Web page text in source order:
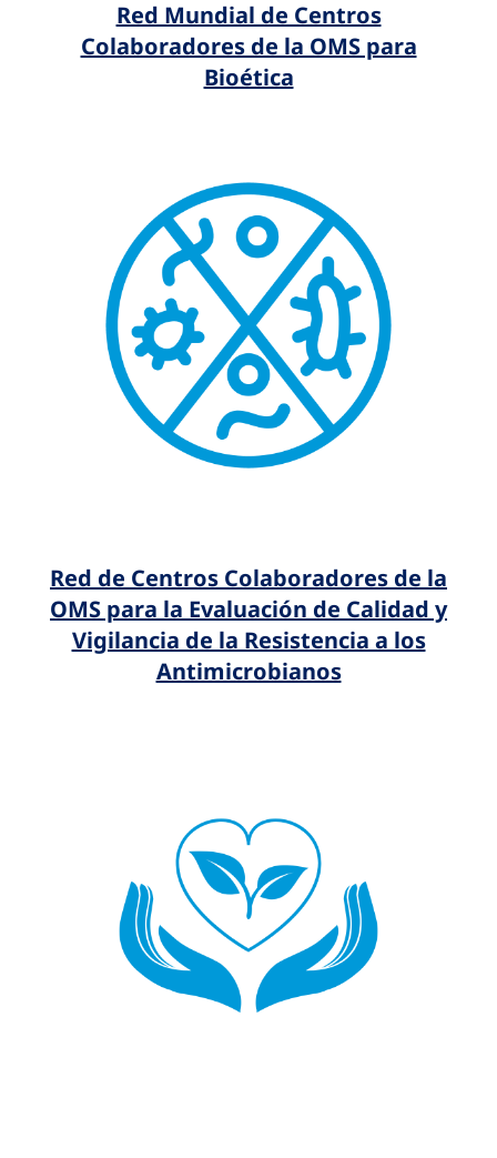
Red Mundial de Centros
Colaboradores de la OMS para
Bioética
Red de Centros Colaboradores de la
OMS para la Evaluación de Calidad y
Vigilancia de la Resistencia a los
Antimicrobianos